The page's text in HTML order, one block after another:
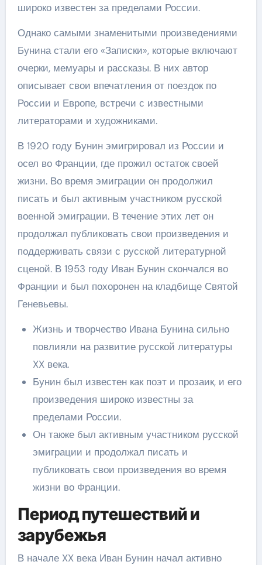
широко известен за пределами России.
Однако самыми знаменитыми произведениями
Бунина стали его «Записки», которые включают
очерки, мемуары и рассказы. В них автор
описывает свои впечатления от поездок по
России и Европе, встречи с известными
литераторами и художниками.
В 1920 году Бунин эмигрировал из России и
осел во Франции, где прожил остаток своей
жизни. Во время эмиграции он продолжил
писать и был активным участником русской
военной эмиграции. В течение этих лет он
продолжал публиковать свои произведения и
поддерживать связи с русской литературной
сценой. В 1953 году Иван Бунин скончался во
Франции и был похоронен на кладбище Святой
Геневьевы.
Жизнь и творчество Ивана Бунина сильно
повлияли на развитие русской литературы
XX века.
Бунин был известен как поэт и прозаик, и его
произведения широко известны за
пределами России.
Он также был активным участником русской
эмиграции и продолжал писать и
публиковать свои произведения во время
жизни во Франции.
Период путешествий и
зарубежья
В начале XX века Иван Бунин начал активно